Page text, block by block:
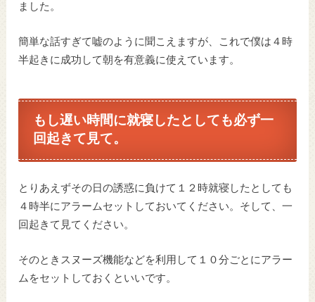
ました。
簡単な話すぎて嘘のように聞こえますが、これで僕は４時
半起きに成功して朝を有意義に使えています。
もし遅い時間に就寝したとしても必ず一
回起きて見て。
とりあえずその日の誘惑に負けて１２時就寝したとしても
４時半にアラームセットしておいてください。そして、一
回起きて見てください。
そのときスヌーズ機能などを利用して１０分ごとにアラー
ムをセットしておくといいです。